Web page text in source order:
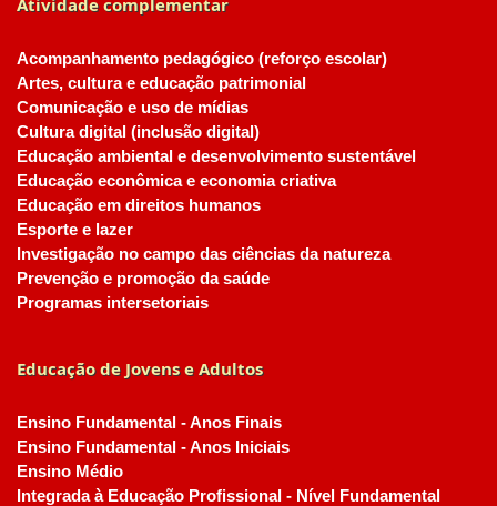
Atividade complementar
Acompanhamento pedagógico (reforço escolar)
Artes, cultura e educação patrimonial
Comunicação e uso de mídias
Cultura digital (inclusão digital)
Educação ambiental e desenvolvimento sustentável
Educação econômica e economia criativa
Educação em direitos humanos
Esporte e lazer
Investigação no campo das ciências da natureza
Prevenção e promoção da saúde
Programas intersetoriais
Educação de Jovens e Adultos
Ensino Fundamental - Anos Finais
Ensino Fundamental - Anos Iniciais
Ensino Médio
Integrada à Educação Profissional - Nível Fundamental